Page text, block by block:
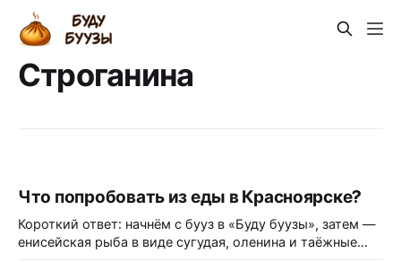
Строганина
Что попробовать из еды в Красноярске?
Короткий ответ: начнём с бууз в «Буду буузы», затем —
енисейская рыба в виде сугудая, оленина и таёжные